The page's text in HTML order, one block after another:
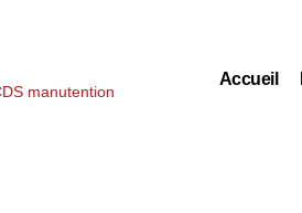
Accueil